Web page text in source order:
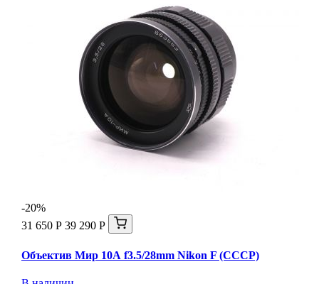
-20%
31 650 Р 39 290 Р
Объектив Мир 10А f3.5/28mm Nikon F (СССР)